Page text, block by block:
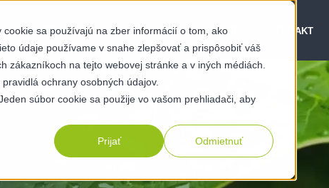
sa používajú na zber informácií o tom, ako
údaje používame v snahe zlepšovať a prispôsobiť váš
na tejto webovej stránke a v iných médiách.
ochrany osobných údajov.
súbor cookie sa použije vo vašom prehliadači, aby
Prijať Odmietnuť
UDRŽATEĽNOSŤ O NÁS ZDROJE KARIÉRA KONTAKT